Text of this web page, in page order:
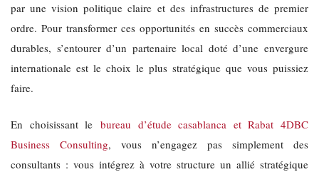
par une vision politique claire et des infrastructures de premier
ordre. Pour transformer ces opportunités en succès commerciaux
durables, s’entourer d’un partenaire local doté d’une envergure
internationale est le choix le plus stratégique que vous puissiez
faire.
En choisissant le bureau d’étude casablanca et Rabat 4DBC
Business Consulting, vous n’engagez pas simplement des
consultants : vous intégrez à votre structure un allié stratégique